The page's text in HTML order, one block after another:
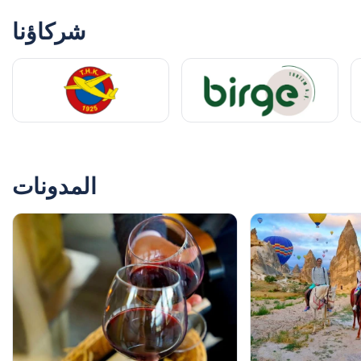
1 أبريل 2025
Javier López
كان لدي تجربة رائعة! كانت جولة الجيب في كابادوكيا من أهم
معالم رحلتنا. استكشفنا أماكن لم أكن لأتمكن من الوصول إليها
بمفردي ورأينا مناظر خلابة. كان المرشد لطيفًا ومطلعًا حقًا عن
المنطقة. لقد تأكدوا من أننا شعرنا بالراحة واستمتعنا كثيرًا. لم
أكن متأكدًا من تجربة القيادة خارج الطرق المعبدة في البداية،
لكنها انتهت بكونها مذهلة. بالتأكيد تستحق الوقت والمال. سأبقى
أتذكر هذه الرحلة إلى الأبد، مليئة بالعواطف والصور الرائعة!
أوصي بها بشدة لجميع عشاق المغامرات.
23 سبتمبر 2025
شركاؤنا
المدونات